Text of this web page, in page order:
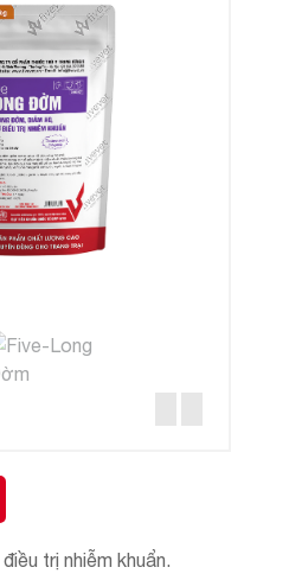
trị nhiễm khuẩn.